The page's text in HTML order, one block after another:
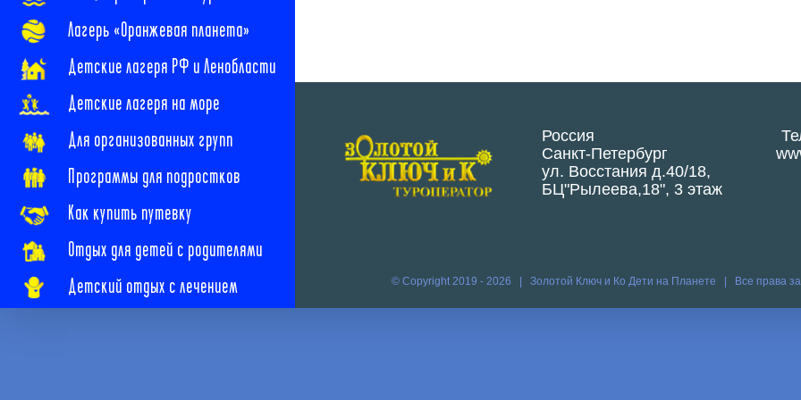
Лагерь «Оранжевая планета»
Детские лагеря РФ и Ленобласти
Детские лагеря на море
Для организованных групп
Программы для подростков
Как купить путевку
Отдых для детей с родителями
Детский отдых с лечением
Россия
Санкт-Петербург
ул. Восстания д.40/18,
БЦ"Рылеева,18", 3 этаж
© Copyright 2019 - 2026 | Золотой Ключ и Ко Дети на Планете | Все права